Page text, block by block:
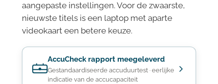
aangepaste instellingen. Voor de zwaarste,
nieuwste titels is een laptop met aparte
videokaart een betere keuze.
AccuCheck rapport meegeleverd
Gestandaardiseerde accuduurtest · eerlijke
indicatie van de accucapaciteit